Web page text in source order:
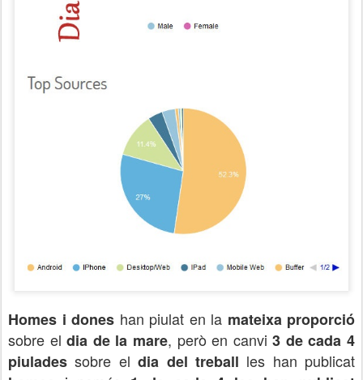
Homes i dones han piulat en la mateixa proporció
sobre eldia de la mare, però en canvi3 de cada 4
piulades sobre eldia del treball les han publicat